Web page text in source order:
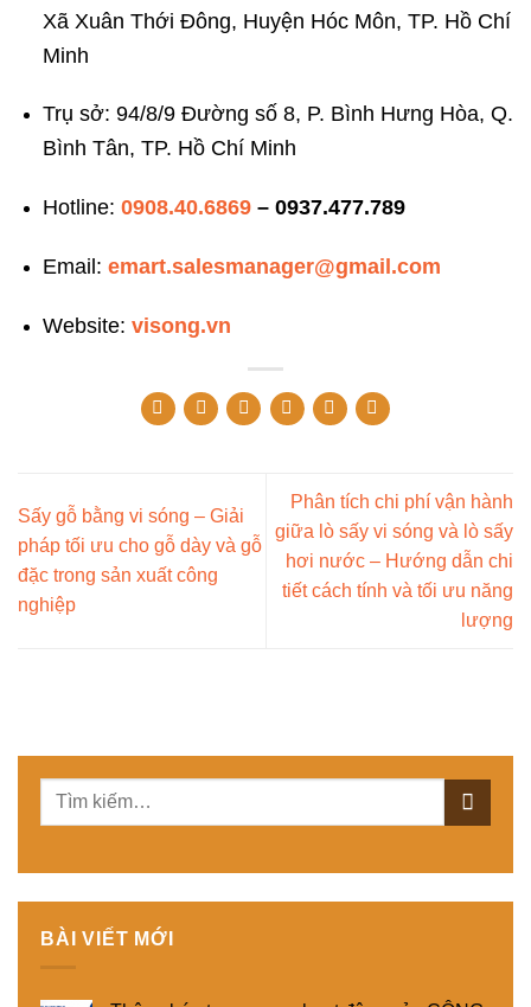
Xã Xuân Thới Đông, Huyện Hóc Môn, TP. Hồ Chí
Minh
Trụ sở: 94/8/9 Đường số 8, P. Bình Hưng Hòa, Q.
Bình Tân, TP. Hồ Chí Minh
Hotline: 0908.40.6869– 0937.477.789
Email: emart.salesmanager@gmail.com
Website: visong.vn
Sấy gỗ bằng vi sóng – Giải
pháp tối ưu cho gỗ dày và gỗ
đặc trong sản xuất công
nghiệp
Phân tích chi phí vận hành
giữa lò sấy vi sóng và lò sấy
hơi nước – Hướng dẫn chi
tiết cách tính và tối ưu năng
lượng
BÀI VIẾT MỚI